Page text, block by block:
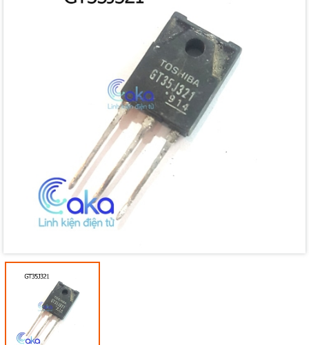
Mã giảm giá:
Ngày hết hạn:
Điều kiện: